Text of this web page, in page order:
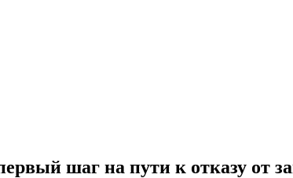
шаг на пути к отказу от